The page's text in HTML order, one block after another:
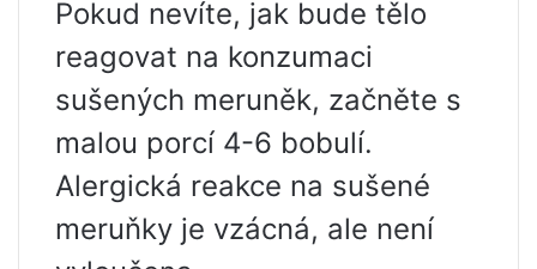
Pokud nevíte, jak bude tělo
reagovat na konzumaci
sušených meruněk, začněte s
malou porcí 4-6 bobulí.
Alergická reakce na sušené
meruňky je vzácná, ale není